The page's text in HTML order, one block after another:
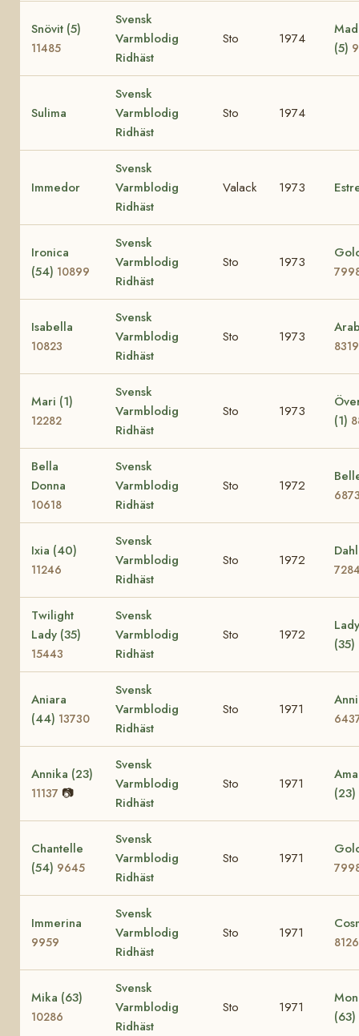
Snövit (5)
11485
Svensk
Varmblodig
Ridhäst
Sto 1974
(5)
Sulima
Svensk
Varmblodig
Ridhäst
Sto 1974
Immedor
Svensk
Varmblodig
Ridhäst
Valack 1973
Ironica
(54) 10899
Svensk
Varmblodig
Ridhäst
Sto 1973
Isabella
10823
Svensk
Varmblodig
Ridhäst
Sto 1973
8319
Mari (1)
12282
Svensk
Varmblodig
Ridhäst
Sto 1973
(1)
Bella
Donna
10618
Svensk
Varmblodig
Ridhäst
Sto 1972
Ixia (40)
11246
Svensk
Varmblodig
Ridhäst
Sto 1972
Twilight
Lady (35)
15443
Svensk
Varmblodig
Ridhäst
Sto 1972
(35)
Aniara
(44) 13730
Svensk
Varmblodig
Ridhäst
Sto 1971
Annika (23)
11137 📷
Svensk
Varmblodig
Ridhäst
Sto 1971
(23)
Chantelle
(54) 9645
Svensk
Varmblodig
Ridhäst
Sto 1971
Immerina
9959
Svensk
Varmblodig
Ridhäst
Sto 1971
8126
Mika (63)
10286
Svensk
Varmblodig
Ridhäst
Sto 1971
(63)